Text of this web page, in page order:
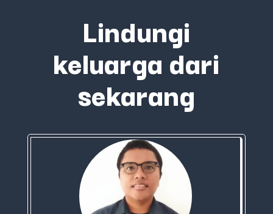
Lindungi
keluarga dari
sekarang